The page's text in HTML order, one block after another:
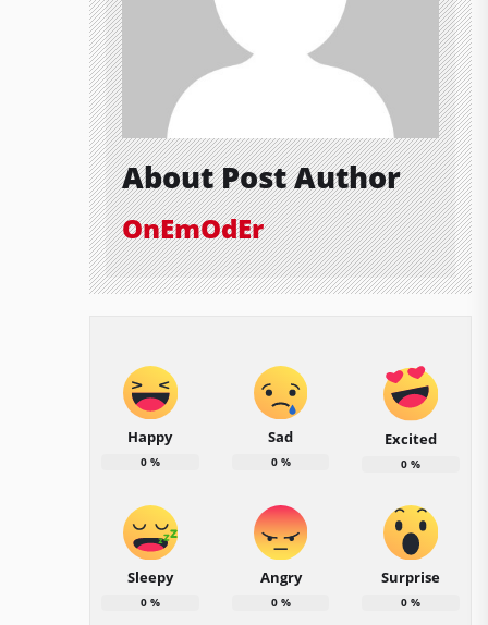
About Post Author
OnEmOdEr
Happy
0%
Sad
0%
Excited
0 %
Sleepy
0%
Angry
0%
Surprise
0 %